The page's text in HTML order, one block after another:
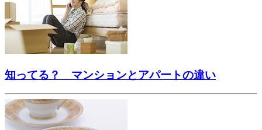
知ってる？ マンションとアパートの違い